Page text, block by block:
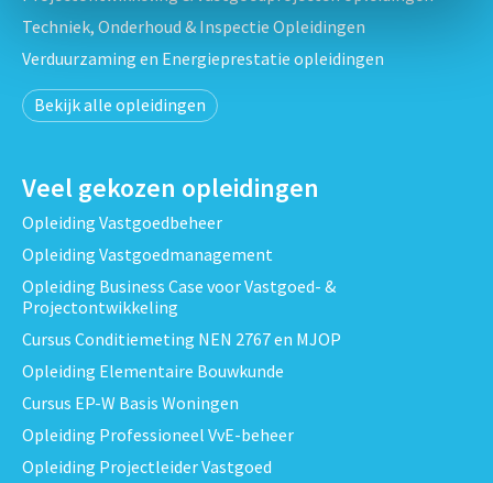
Techniek, Onderhoud & Inspectie Opleidingen
Verduurzaming en Energieprestatie opleidingen
Bekijk alle opleidingen
Veel gekozen opleidingen
Opleiding Vastgoedbeheer
Opleiding Vastgoedmanagement
Opleiding Business Case voor Vastgoed- &
Projectontwikkeling
Cursus Conditiemeting NEN 2767 en MJOP
Opleiding Elementaire Bouwkunde
Cursus EP-W Basis Woningen
Opleiding Professioneel VvE-beheer
Opleiding Projectleider Vastgoed